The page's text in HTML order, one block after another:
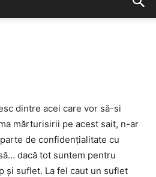
dintre acei care vor să-si
mărturisirii pe acest sait, n-ar
de confidenţialitate cu
dacă tot suntem pentru
şi suflet. La fel caut un suflet